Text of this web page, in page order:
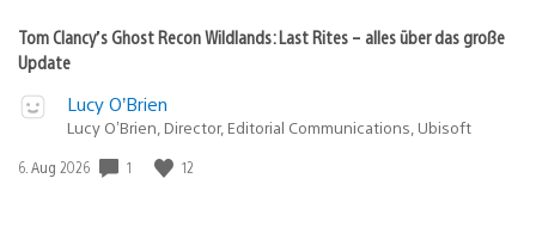
Tom Clancy’s Ghost Recon Wildlands: Last Rites – alles über das große
Update
Lucy O’Brien
Lucy O’Brien, Director, Editorial Communications, Ubisoft
Veröffentlichungsdatum:
6. Aug 2026 1 12